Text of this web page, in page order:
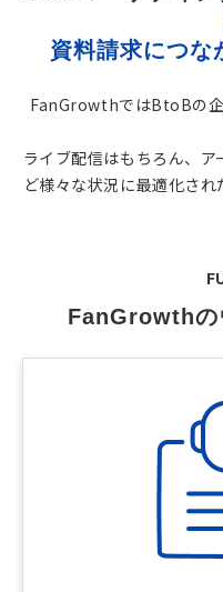
資料請求につな
FanGrowthではBtoBの
ライブ配信はもちろん、
ど様々な状況に最適化され
FanGrowthの